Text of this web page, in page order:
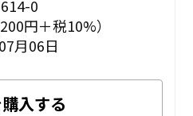
0
円＋税10%）
月06日
入する